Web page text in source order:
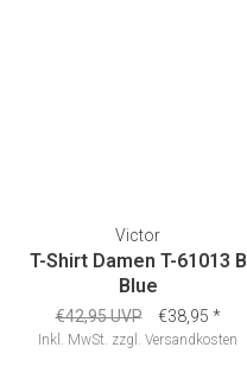
Victor
T-Shirt Damen T-61013 B
Blue
€42,95 UVP €38,95 *
Inkl. MwSt. zzgl. Versandkosten